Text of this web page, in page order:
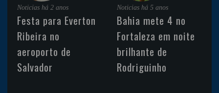
Noticias há 2 anos
Festa para Everton
Ribeira no
aeroporto de
Salvador
Noticias há 5 anos
Bahia mete 4 no
Fortaleza em noite
brilhante de
Rodriguinho